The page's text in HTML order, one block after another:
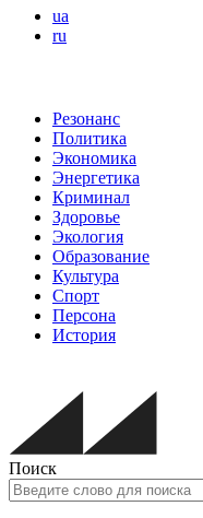
ua
ru
Резонанс
Политика
Экономика
Энергетика
Криминал
Здоровье
Экология
Образование
Культура
Спорт
Персона
История
Поиск